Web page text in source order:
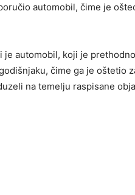
automobil, čime je
automobil, koji je
čime ga je oštetio
na temelju raspisane